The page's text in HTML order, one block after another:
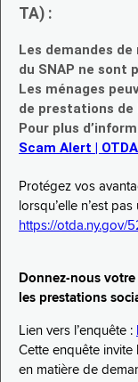
TA) :
Les demandes
du SNAP ne sont
Les ménages
de prestations de
Pour plus
Scam Alert | OTDA
Protégez vos
lorsqu’elle n’est
https://otda.ny.gov/
Donnez-nous votre
les prestations
Lien vers l’enquête :
Cette enquête invite
en matière de